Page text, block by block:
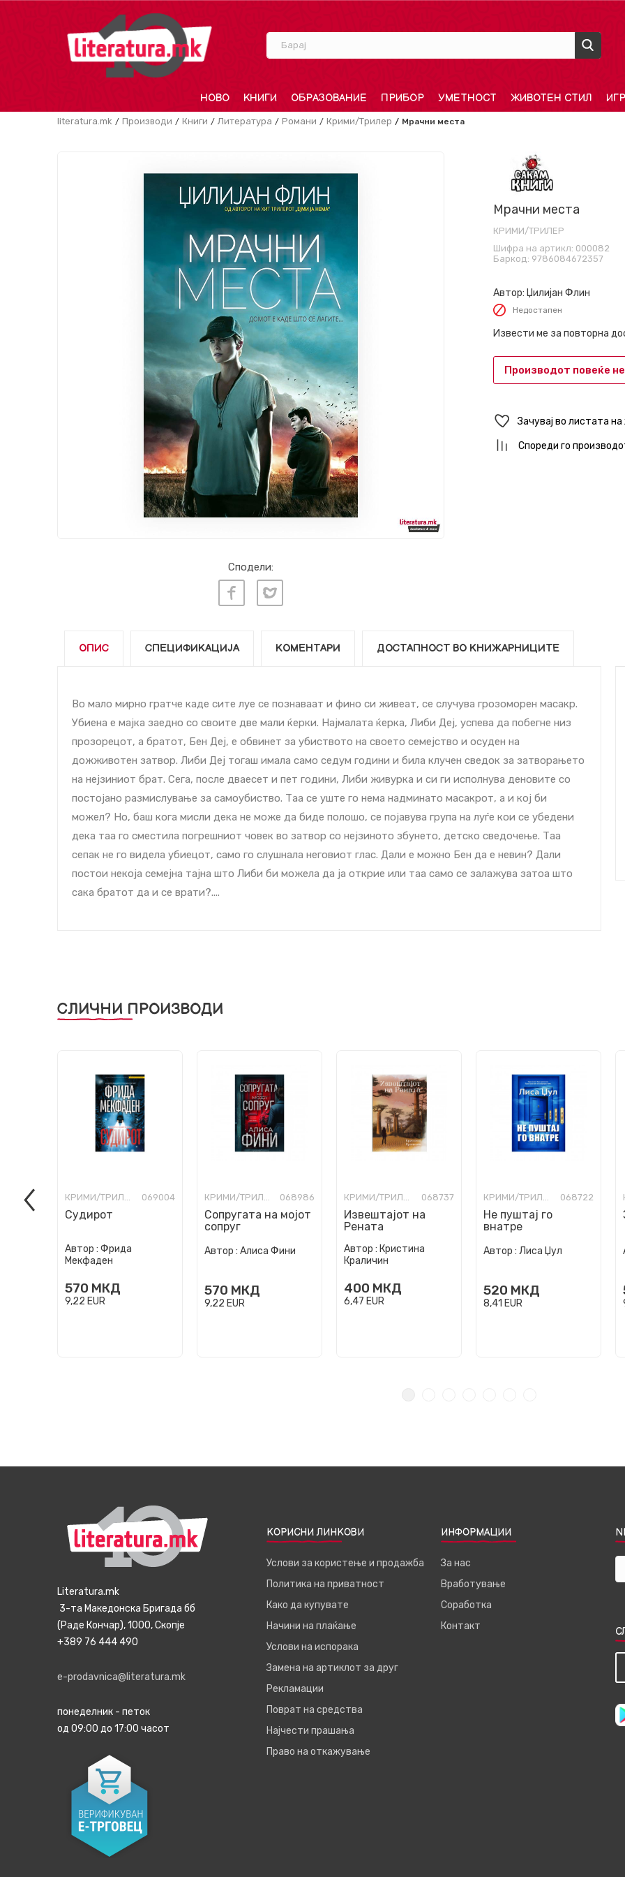
Барај
НОВО КНИГИ ОБРАЗОВАНИЕ ПРИБОР УМЕТНОСТ ЖИВОТЕН СТИЛ
literatura.mk Производи Книги Литература Романи Крими/Трилер Мрачни места
Сподели:
Мрачни места
КРИМИ/ТРИЛЕР
Шифра на артикл: 000082
Баркод: 9786084672357
Автор: Џилијан Флин
Недостапен
Извести ме за повторна
Производот повеќе
Зачувај во листата
Спореди го
ОПИС СПЕЦИФИКАЦИЈА КОМЕНТАРИ ДОСТАПНОСТ ВО КНИЖАРНИЦИТЕ
Во мало мирно гратче каде сите луе се познаваат и фино си живеат, се случува грозоморен масакр.
Убиена е мајка заедно со своите две мали ќерки. Најмалата ќерка, Либи Деј, успева да побегне низ
прозорецот, а братот, Бен Деј, е обвинет за убиството на своето семејство и осуден на
дожживотен затвор. Либи Деј тогаш имала само седум години и била клучен сведок за затворањето
на нејзиниот брат. Сега, после дваесет и пет години, Либи живурка и си ги исполнува деновите со
постојано размислување за самоубиство. Таа се уште го нема надминато масакрот, а и кој би
можел? Но, баш кога мисли дека не може да биде полошо, се појавува група на луѓе кои се убедени
дека таа го сместила погрешниот човек во затвор со нејзиното збунето, детско сведочење. Таа
сепак не го видела убиецот, само го слушнала неговиот глас. Дали е можно Бен да е невин? Дали
постои некоја семејна тајна што Либи би можела да ја открие или таа само се залажува затоа што
сака братот да и се врати?....
СЛИЧНИ ПРОИЗВОДИ
КРИМИ/ТРИЛЕР 069004
Судирот
Автор : Фрида
Мекфаден
570 МКД
9,22 EUR
КРИМИ/ТРИЛЕР 068986
Сопругата на мојот
сопруг
Автор : Алиса Фини
570 МКД
9,22 EUR
КРИМИ/ТРИЛЕР 068737
Извештајот на
Рената
Автор : Кристина
Краличин
400 МКД
6,47 EUR
КРИМИ/ТРИЛЕР 068722
Не пуштај го
внатре
Автор : Лиса Џул
520 МКД
8,41 EUR
Literatura.mk
3-та Македонска Бригада бб
(Раде Кончар), 1000, Скопје
+389 76 444 490
e-prodavnica@literatura.mk
понеделник - петок
од 09:00 до 17:00 часот
КОРИСНИ ЛИНКОВИ
Услови за користење и продажба
Политика на приватност
Како да купувате
Начини на плаќање
Услови на испорака
Замена на артиклот за друг
Рекламации
Поврат на средства
Најчести прашања
Право на откажување
ИНФОРМАЦИИ
За нас
Вработување
Соработка
Контакт